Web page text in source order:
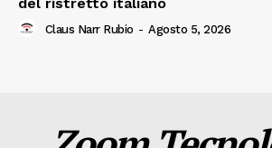
Claus Narr Rubio - Agosto 5, 2026